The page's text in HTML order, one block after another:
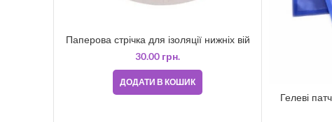
Паперова стрічка для ізоляції нижніх вій
30.00 грн.
ДОДАТИ В КОШИК
Гелеві